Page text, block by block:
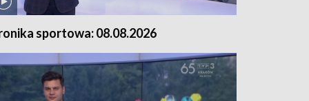
sportowa: 08.08.2026